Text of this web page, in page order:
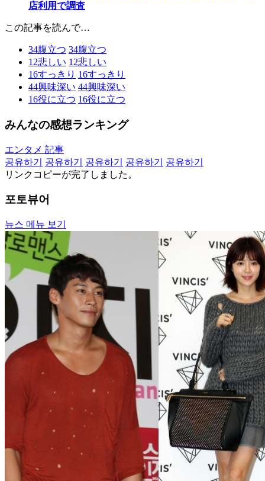
店利用で調査
この記事を読んで…
34腹立つ 34腹立つ
12悲しい 12悲しい
16すっきり 16すっきり
44興味深い 44興味深い
16役に立つ 16役に立つ
みんなの感想ランキング
エンタメ 記事
공유하기
공유하기 공유하기 공유하기
공유하기
リンクコピーが完了しました。
포토뷰어
뉴스 메뉴 보기